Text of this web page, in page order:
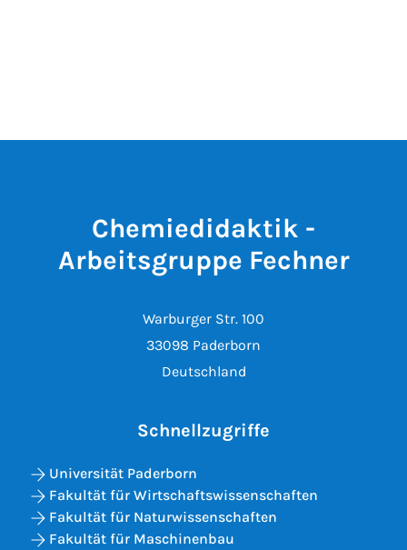
Chemiedidaktik -
Arbeitsgruppe Fechner
Warburger Str. 100
33098 Paderborn
Deutschland
Schnellzugriffe
Universität Paderborn
Fakultät für Wirtschaftswissenschaften
Fakultät für Naturwissenschaften
Fakultät für Maschinenbau